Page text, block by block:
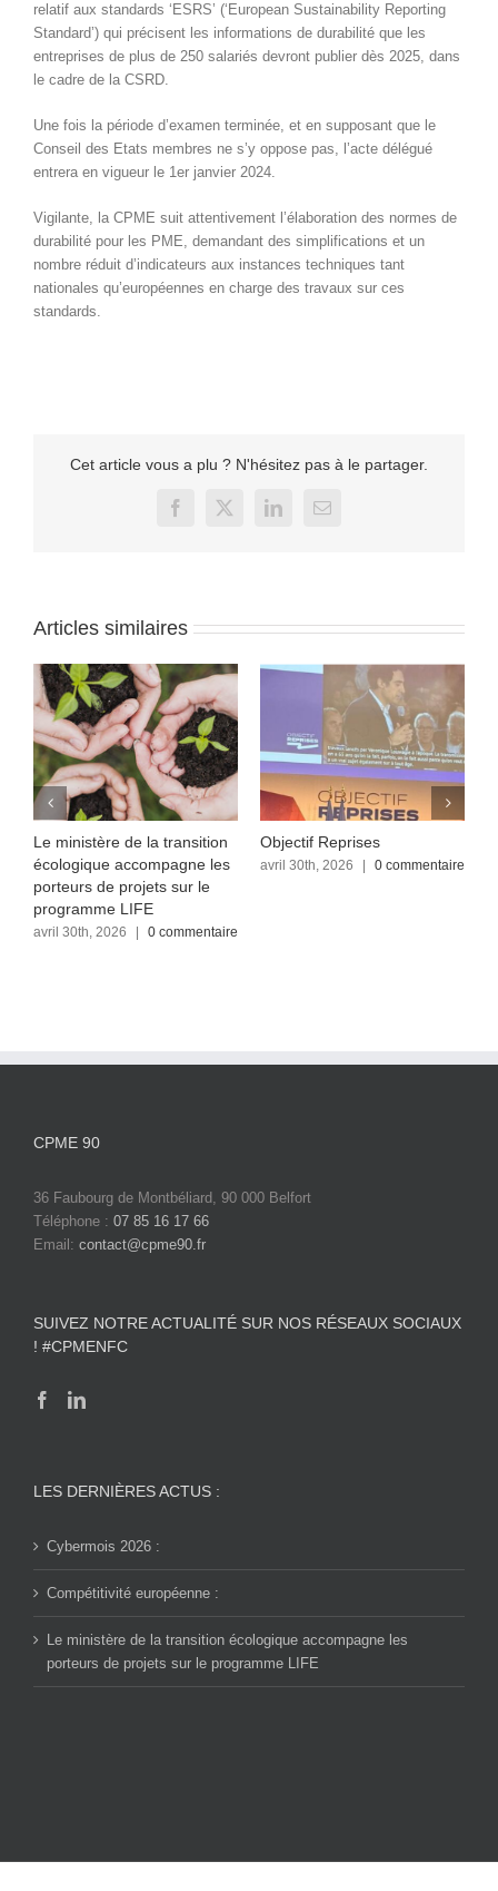
relatif aux standards ‘ESRS’ (‘European Sustainability Reporting
Standard’) qui précisent les informations de durabilité que les
entreprises de plus de 250 salariés devront publier dès 2025, dans
le cadre de la CSRD.
Une fois la période d’examen terminée, et en supposant que le
Conseil des Etats membres ne s’y oppose pas, l’acte délégué
entrera en vigueur le 1er janvier 2024.
Vigilante, la CPME suit attentivement l’élaboration des normes de
durabilité pour les PME, demandant des simplifications et un
nombre réduit d’indicateurs aux instances techniques tant
nationales qu’européennes en charge des travaux sur ces
standards.
Cet article vous a plu ? N'hésitez pas à le partager.
Facebook
X LinkedInEmail
Articles similaires
Le ministère de la transition
écologique accompagne les
porteurs de projets sur le
programme LIFE
avril 30th, 2026 0 commentaire
Objectif Reprises
avril 30th, 2026 0 commentaire
CPME 90
36 Faubourg de Montbéliard, 90 000 Belfort
Téléphone : 07 85 16 17 66
Email: contact@cpme90.fr
SUIVEZ NOTRE ACTUALITÉ SUR NOS RÉSEAUX SOCIAUX
! #CPMENFC
LES DERNIÈRES ACTUS :
Cybermois 2026 :
Compétitivité européenne :
Le ministère de la transition écologique accompagne les
porteurs de projets sur le programme LIFE